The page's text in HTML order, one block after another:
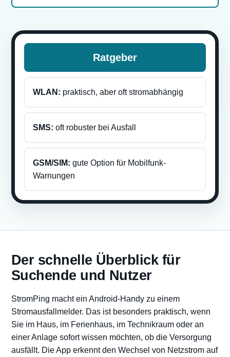
Ratgeber
WLAN: praktisch, aber oft stromabhängig
SMS: oft robuster bei Ausfall
GSM/SIM: gute Option für Mobilfunk-
Warnungen
Der schnelle Überblick für
Suchende und Nutzer
StromPing macht ein Android-Handy zu einem
Stromausfallmelder. Das ist besonders praktisch, wenn
Sie im Haus, im Ferienhaus, im Technikraum oder an
einer Anlage sofort wissen möchten, ob die Versorgung
ausfällt. Die App erkennt den Wechsel von Netzstrom auf